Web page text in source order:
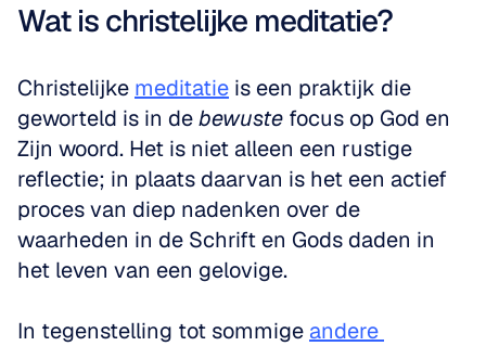
Wat is christelijke meditatie?
Christelijke meditatie is een praktijk die
geworteld is in de bewuste focus op God en
Zijn woord. Het is niet alleen een rustige
reflectie; in plaats daarvan is het een actief
proces van diep nadenken over de
waarheden in de Schrift en Gods daden in
het leven van een gelovige.
In tegenstelling tot sommige andere